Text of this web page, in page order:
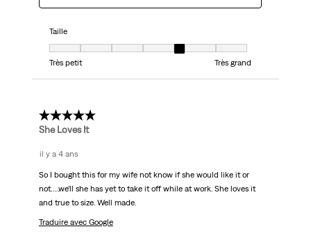
Taille
Taille, 5 sur 7, où 1 est égal à Très petit et 7 est égal à Très grand
Très petit
Très grand
5 étoile(s) sur 5.
She Loves It
il y a 4 ans
So I bought this for my wife not know if she would like it or
not…..we’ll she has yet to take it off while at work. She loves it
and true to size. Well made.
Traduire avec Google